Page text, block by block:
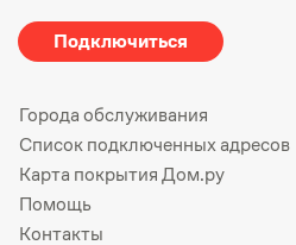
Подключиться
Города обслуживания
Список подключенных адресов
Карта покрытия Дом.ру
Помощь
Контакты